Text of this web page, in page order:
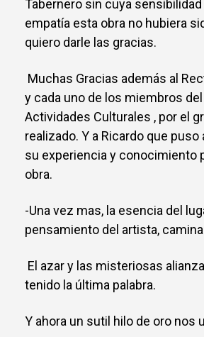
Tabernero sin cuya
empatía esta obra no hubiera
quiero darle las gracias.
Muchas Gracias además al
y cada uno de los miembros
Actividades Culturales , por el
realizado. Y a Ricardo que
su experiencia y conocimiento
obra.
-Una vez mas, la esencia del
pensamiento del artista,
El azar y las misteriosas
tenido la última palabra.
Y ahora un sutil hilo de oro nos